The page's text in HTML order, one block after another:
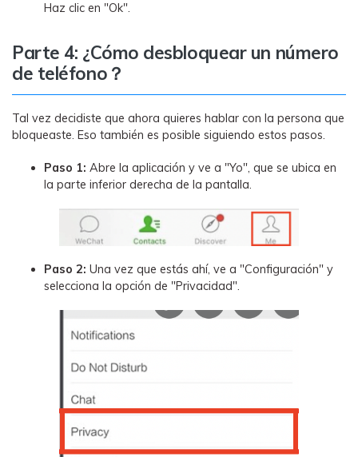
Haz clic en "Ok".
Parte 4: ¿Cómo desbloquear un número
de teléfono？
Tal vez decidiste que ahora quieres hablar con la persona que
bloqueaste. Eso también es posible siguiendo estos pasos.
Paso 1: Abre la aplicación y ve a "Yo", que se ubica en
la parte inferior derecha de la pantalla.
Paso 2: Una vez que estás ahí, ve a "Configuración" y
selecciona la opción de "Privacidad".